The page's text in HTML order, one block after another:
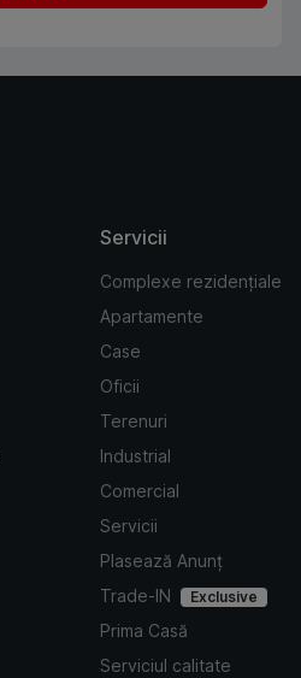
Servicii
Complexe rezidențiale
Apartamente
Case
Oficii
Terenuri
Industrial
Comercial
Servicii
Plasează Anunț
Trade-IN
Exclusive
Prima Casă
Serviciul calitate